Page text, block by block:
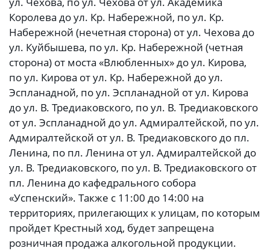
Королева до ул. Кр. Набережной, по ул. Кр.
Набережной (нечетная сторона) от ул. Чехова до
ул. Куйбышева, по ул. Кр. Набережной (четная
сторона) от моста «Влюбленных» до ул. Кирова,
по ул. Кирова от ул. Кр. Набережной до ул.
Эспланадной, по ул. Эспланадной от ул. Кирова
до ул. В. Тредиаковского, по ул. В. Тредиаковского
от ул. Эспланадной до ул. Адмиралтейской, по ул.
Адмиралтейской от ул. В. Тредиаковского до пл.
Ленина, по пл. Ленина от ул. Адмиралтейской до
ул. В. Тредиаковского, по ул. В. Тредиаковского от
пл. Ленина до кафедрального собора
«Успенский». Также с 11:00 до 14:00 на
территориях, прилегающих к улицам, по которым
пройдет Крестный ход, будет запрещена
розничная продажа алкогольной продукции.